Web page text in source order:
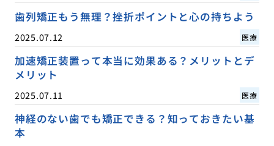
歯列矯正もう無理？挫折ポイントと心の持ちよう
2025.07.12 医療
加速矯正装置って本当に効果ある？メリットとデ
メリット
2025.07.11 医療
神経のない歯でも矯正できる？知っておきたい基
本